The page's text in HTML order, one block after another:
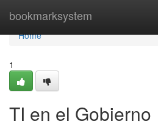
bookmarksystem
Home
Home
1
TI en el Gobierno